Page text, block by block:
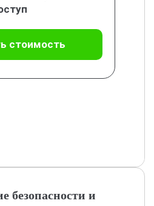
стоимость
безопасности и